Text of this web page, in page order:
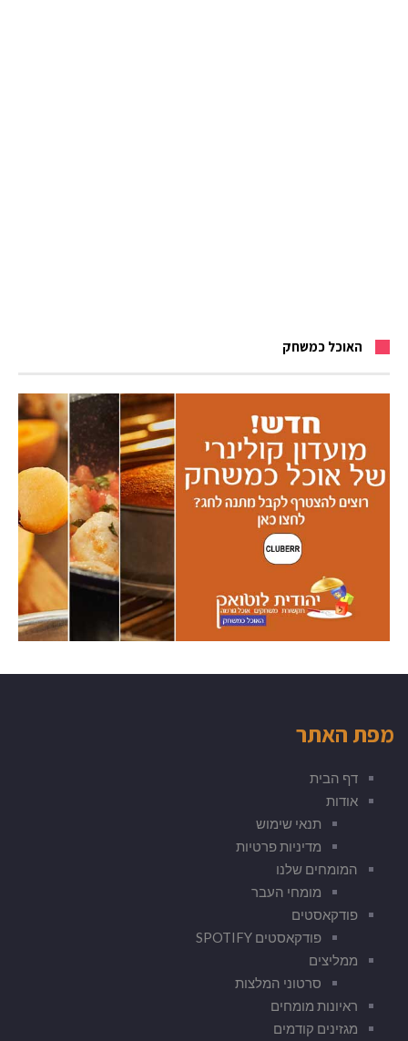
האוכל כמשחק
מפת האתר
דף הבית
אודות
תנאי שימוש
מדיניות פרטיות
המומחים שלנו
מומחי העבר
פודקאסטים
פודקאסטים SPOTIFY
ממליצים
סרטוני המלצות
ראיונות מומחים
מגזינים קודמים